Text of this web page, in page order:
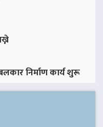
निर्माण कार्य शुरू